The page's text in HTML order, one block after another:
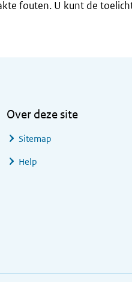
fouten. U kunt de
Over deze site
Sitemap
Help